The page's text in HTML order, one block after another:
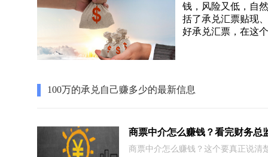
钱，风险又低，自
括了承兑汇票贴现
好承兑汇票，在这
100万的承兑自己赚多少的最新信息
商票中介怎么赚钱？这个要真正说清